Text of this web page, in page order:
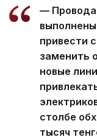
— Провода
привести
заменить
новые
столбе
тысяч